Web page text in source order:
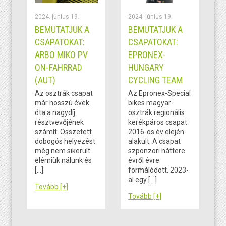
2024. június 19.
BEMUTATJUK A
CSAPATOKAT:
ARBÖ MIKO PV
ON-FAHRRAD
(AUT)
Az osztrák csapat
már hosszú évek
óta a nagydíj
résztvevőjének
számít. Összetett
dobogós helyezést
még nem sikerült
elérniük nálunk és
[…]
Tovább [+]
2024. június 19.
BEMUTATJUK A
CSAPATOKAT:
EPRONEX-
HUNGARY
CYCLING TEAM
Az Epronex-Special
bikes magyar-
osztrák regionális
kerékpáros csapat
2016-os év elején
alakult. A csapat
szponzori háttere
évről évre
formálódott. 2023-
al egy […]
Tovább [+]